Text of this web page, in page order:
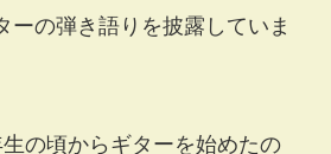
ーの弾き語りを披露していま
の頃からギターを始めたの